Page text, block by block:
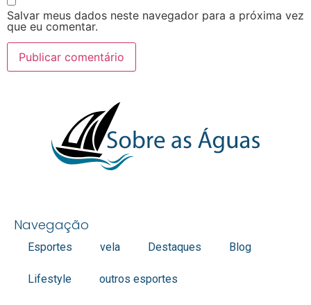
Salvar meus dados neste navegador para a próxima vez
que eu comentar.
Navegação
Esportes vela Destaques Blog
Lifestyle outros esportes